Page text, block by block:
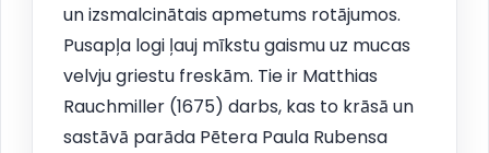
un izsmalcinātais apmetums rotājumos.
Pusapļa logi ļauj mīkstu gaismu uz mucas
velvju griestu freskām. Tie ir Matthias
Rauchmiller (1675) darbs, kas to krāsā un
sastāvā parāda Pētera Paula Rubensa